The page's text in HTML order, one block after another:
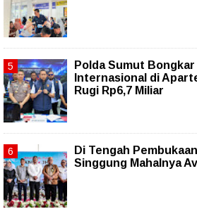
Polda Sumut
Internasional di
Rugi Rp6,7 Miliar
Di Tengah
Singgung Mahalnya